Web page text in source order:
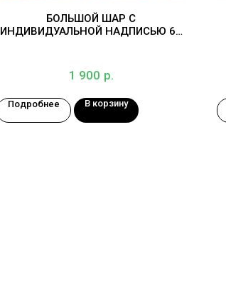
БОЛЬШОЙ ШАР С
ИНДИВИДУАЛЬНОЙ НАДПИСЬЮ 60
1 900 р.
Подробнее В корзину